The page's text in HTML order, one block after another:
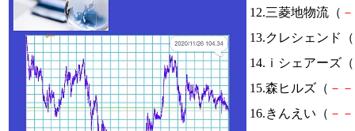
12.三菱地物流（ －
13.クレシェンド（
14.ｉシェアーズ（
15.森ヒルズ（ － －
16.きんえい（ － －